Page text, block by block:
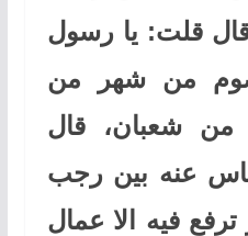
قلت: يا رسول
من شهر من
من شعبان، قال
عنه بين رجب
فيه الا عمال